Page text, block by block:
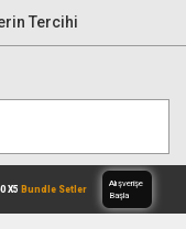
Tercihi